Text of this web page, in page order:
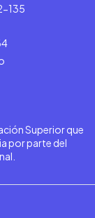
135
Superior que
por parte del